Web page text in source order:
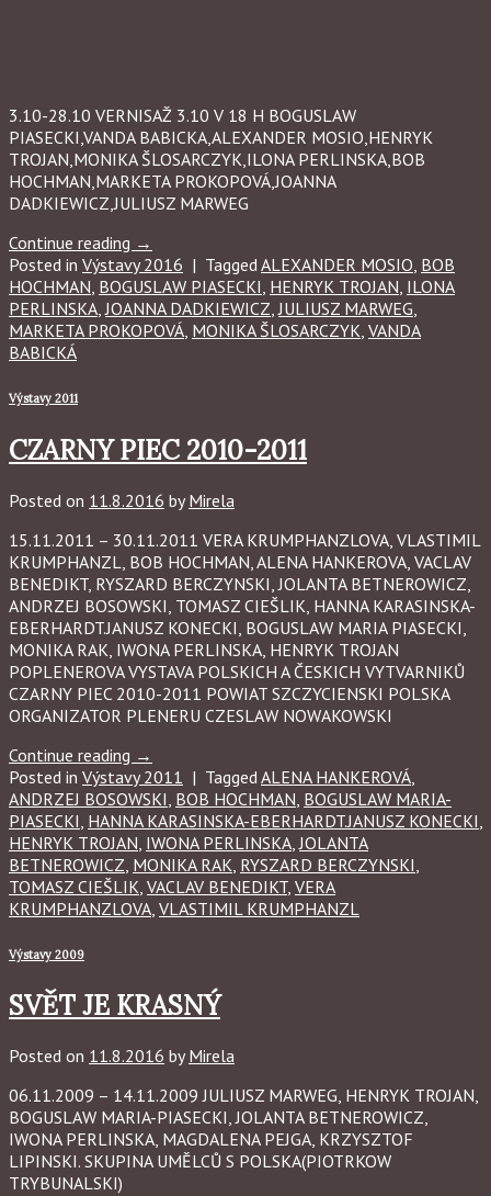
3.10-28.10 VERNISAŽ 3.10 V 18 H BOGUSLAW
PIASECKI,VANDA BABICKA,ALEXANDER MOSIO,HENRYK
TROJAN,MONIKA ŠLOSARCZYK,ILONA PERLINSKA,BOB
HOCHMAN,MARKETA PROKOPOVÁ,JOANNA
DADKIEWICZ,JULIUSZ MARWEG
Continue reading →
Posted in Výstavy 2016 | Tagged ALEXANDER MOSIO BOB
HOCHMAN BOGUSLAW PIASECKI HENRYK TROJAN ILONA
PERLINSKA JOANNA DADKIEWICZ JULIUSZ MARWEG
MARKETA PROKOPOVÁ MONIKA ŠLOSARCZYK VANDA
BABICKÁ
Výstavy 2011
CZARNY PIEC 2010-2011
Posted on 11.8.2016 byMirela
15.11.2011 – 30.11.2011 VERA KRUMPHANZLOVA, VLASTIMIL
KRUMPHANZL, BOB HOCHMAN, ALENA HANKEROVA, VACLAV
BENEDIKT, RYSZARD BERCZYNSKI, JOLANTA BETNEROWICZ,
ANDRZEJ BOSOWSKI, TOMASZ CIEŠLIK, HANNA KARASINSKA-
EBERHARDT.JANUSZ KONECKI, BOGUSLAW MARIA PIASECKI,
MONIKA RAK, IWONA PERLINSKA, HENRYK TROJAN
POPLENEROVA VYSTAVA POLSKICH A ČESKICH VYTVARNIKŮ
CZARNY PIEC 2010-2011 POWIAT SZCZYCIENSKI POLSKA
ORGANIZATOR PLENERU CZESLAW NOWAKOWSKI
Continue reading →
Posted in Výstavy 2011 | Tagged ALENA HANKEROVÁ
ANDRZEJ BOSOWSKI BOB HOCHMAN BOGUSLAW MARIA-
PIASECKI HANNA KARASINSKA-EBERHARDT.JANUSZ KONECKI
HENRYK TROJAN IWONA PERLINSKA JOLANTA
BETNEROWICZ MONIKA RAK RYSZARD BERCZYNSKI
TOMASZ CIEŠLIK VACLAV BENEDIKT, VERA
KRUMPHANZLOVA VLASTIMIL KRUMPHANZL
Výstavy 2009
SVĚT JE KRASNÝ
Posted on 11.8.2016 byMirela
06.11.2009 – 14.11.2009 JULIUSZ MARWEG, HENRYK TROJAN,
BOGUSLAW MARIA-PIASECKI, JOLANTA BETNEROWICZ,
IWONA PERLINSKA, MAGDALENA PEJGA, KRZYSZTOF
LIPINSKI. SKUPINA UMĚLCŮ S POLSKA(PIOTRKOW
TRYBUNALSKI)